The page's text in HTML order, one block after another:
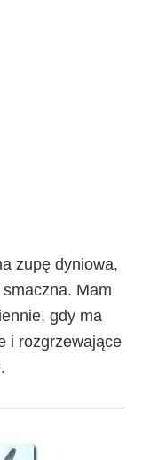
zupę dyniowa,
Mam
gdy ma
i rozgrzewające